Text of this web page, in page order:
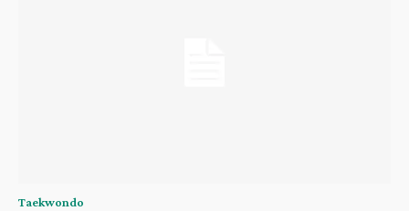
Taekwondo